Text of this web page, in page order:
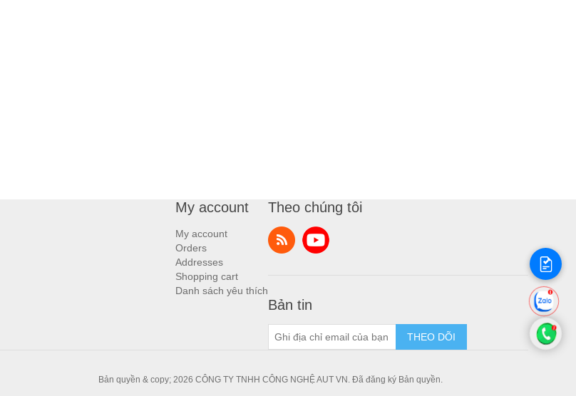
My account
My account
Orders
Addresses
Shopping cart
Danh sách yêu thích
Theo chúng tôi
Bản tin
THEO DÕI
Bản quyền & copy; 2026 CÔNG TY TNHH CÔNG NGHỆ AUT VN. Đã đăng ký Bản quyền.